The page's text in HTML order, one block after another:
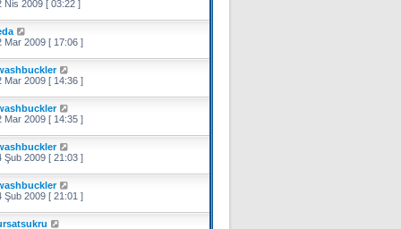
Nis 2009 [ 03:22 ]
Mar 2009 [ 17:06 ]
Mar 2009 [ 14:36 ]
Mar 2009 [ 14:35 ]
Şub 2009 [ 21:03 ]
Şub 2009 [ 21:01 ]